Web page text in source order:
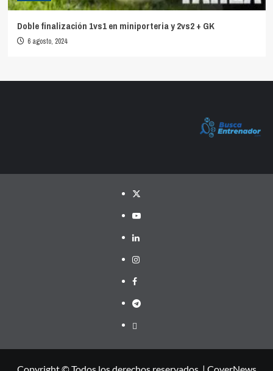
Doble finalización 1vs1 en miniporteria y 2vs2 + GK
6 agosto, 2024
Twitter
YouTube
LinkedIn
Instagram
Facebook
Telegram
PayPal